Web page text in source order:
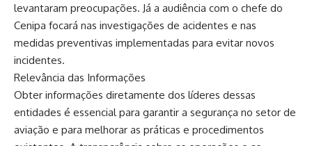
levantaram preocupações. Já a audiência com o chefe do
Cenipa focará nas investigações de acidentes e nas
medidas preventivas implementadas para evitar novos
incidentes.
Relevância das Informações
Obter informações diretamente dos líderes dessas
entidades é essencial para garantir a segurança no setor de
aviação e para melhorar as práticas e procedimentos